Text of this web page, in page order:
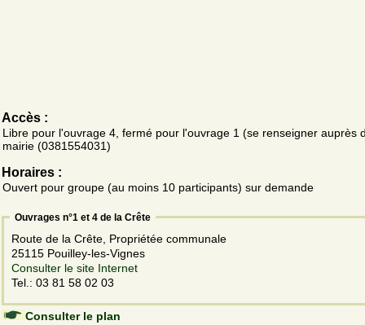
Accès :
Libre pour l'ouvrage 4, fermé pour l'ouvrage 1 (se renseigner auprès
mairie (0381554031)
Horaires :
Ouvert pour groupe (au moins 10 participants) sur demande
Ouvrages n°1 et 4 de la Crête
Route de la Crête, Propriétée communale
25115 Pouilley-les-Vignes
Consulter le site Internet
Tel.: 03 81 58 02 03
Consulter le plan